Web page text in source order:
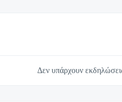
Δεν υπάρχουν